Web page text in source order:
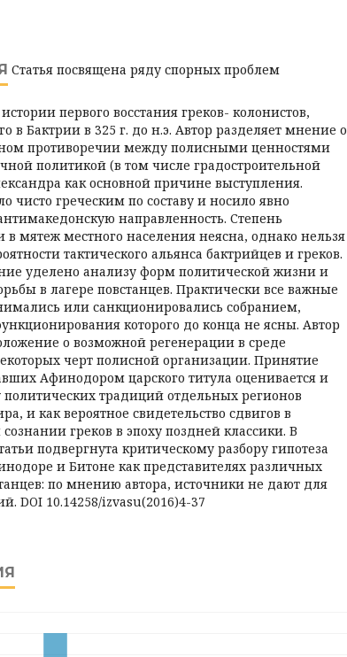
Статья посвящена ряду спорных проблем
первого восстания греков- колонистов,
в Бактрии в 325 г. до н.э. Автор разделяет мнение о
противоречии между полисными ценностями
политикой (в том числе градостроительной
как основной причине выступления.
чисто греческим по составу и носило явно
направленность. Степень
в мятеж местного населения неясна, однако нельзя
тактического альянса бактрийцев и греков.
уделено анализу форм политической жизни и
в лагере повстанцев. Практически все важные
или санкционировались собранием,
которого до конца не ясны. Автор
о возможной регенерации в среде
черт полисной организации. Принятие
Афинодором царского титула оценивается и
политических традиций отдельных регионов
и как вероятное свидетельство сдвигов в
греков в эпоху поздней классики. В
подвергнута критическому разбору гипотеза
и Битоне как представителях различных
по мнению автора, источники не дают для
DOI 10.14258/izvasu(2016)4-37